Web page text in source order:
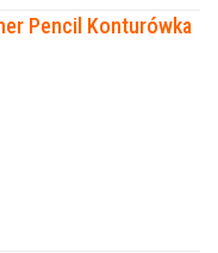
Pencil Konturówka